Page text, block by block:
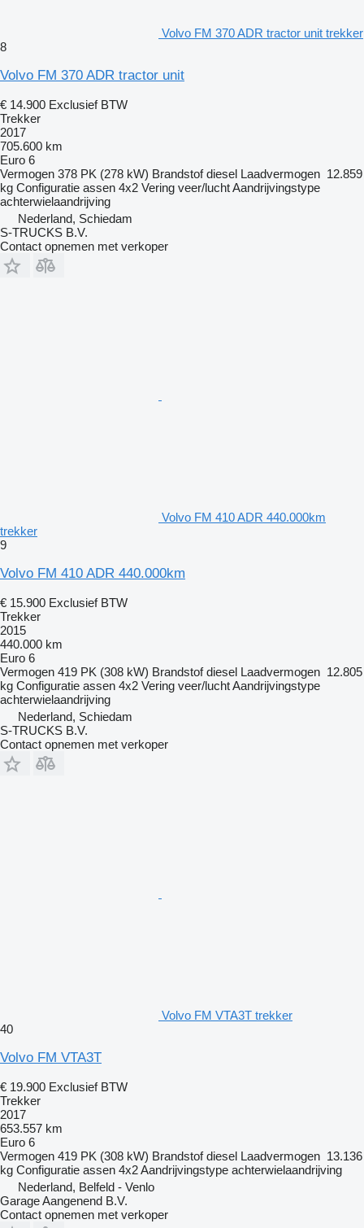
Volvo FM 370 ADR tractor unit trekker
8
Volvo FM 370 ADR tractor unit
€ 14.900 Exclusief BTW
Trekker
2017
705.600 km
Euro 6
Vermogen 378 PK (278 kW) Brandstof diesel Laadvermogen 12.859
kg Configuratie assen 4x2 Vering veer/luchtAandrijvingstype
achterwielaandrijving
Nederland, Schiedam
S-TRUCKS B.V.
Contact opnemen met verkoper
Volvo FM 410 ADR 440.000km
trekker
9
Volvo FM 410 ADR 440.000km
€ 15.900 Exclusief BTW
Trekker
2015
440.000 km
Euro 6
Vermogen 419 PK (308 kW) Brandstof diesel Laadvermogen 12.805
kg Configuratie assen 4x2 Vering veer/luchtAandrijvingstype
achterwielaandrijving
Nederland, Schiedam
S-TRUCKS B.V.
Contact opnemen met verkoper
Volvo FM VTA3T trekker
40
Volvo FM VTA3T
€ 19.900 Exclusief BTW
Trekker
2017
653.557 km
Euro 6
Vermogen 419 PK (308 kW) Brandstof diesel Laadvermogen 13.136
kg Configuratie assen 4x2Aandrijvingstype achterwielaandrijving
Nederland, Belfeld - Venlo
Garage Aangenend B.V.
Contact opnemen met verkoper